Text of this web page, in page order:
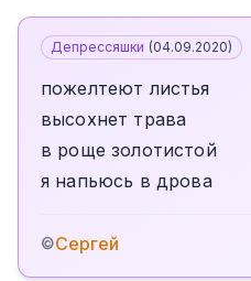
Депрессяшки (04.09.2020)
пожелтеют листья
высохнет трава
в роще золотистой
я напьюсь в дрова
©Сергей